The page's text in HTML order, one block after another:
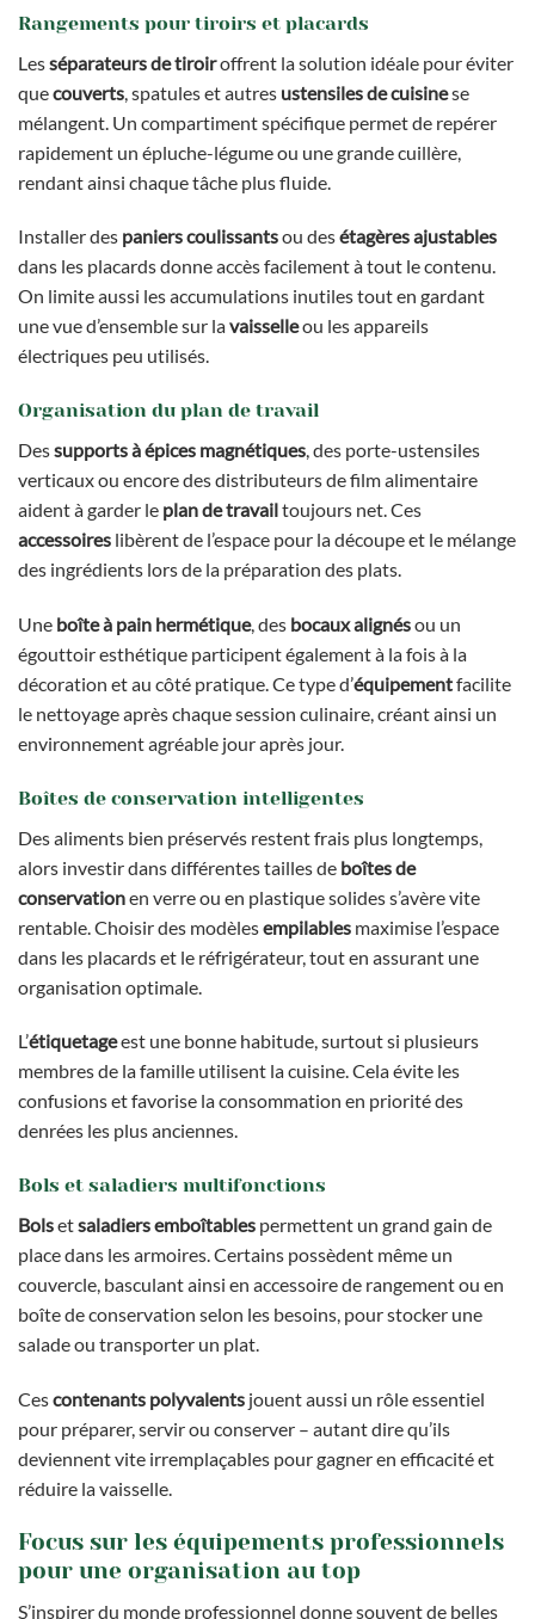
Rangements pour tiroirs et placards
Lesséparateurs de tiroiroffrent la solution idéale pour éviter
quecouverts , spatules et autres ustensiles de cuisinese
mélangent. Un compartiment spécifique permet de repérer
rapidement un épluche-légume ou une grande cuillère,
rendant ainsi chaque tâche plus fluide.
Installer des paniers coulissantsou desétagères ajustables
dans les placards donne accès facilement à tout le contenu.
On limite aussi les accumulations inutiles tout en gardant
une vue d’ensemble sur lavaisselleou les appareils
électriques peu utilisés.
Organisation du plan de travail
Dessupports à épices magnétiques, des porte-ustensiles
verticaux ou encore des distributeurs de film alimentaire
aident à garder le plan de travailtoujours net. Ces
accessoires libèrent de l’espace pour la découpe et le mélange
des ingrédients lors de la préparation des plats.
Une boîte à pain hermétique, des bocaux alignésou un
égouttoir esthétique participent également à la fois à la
décoration et au côté pratique. Ce type d’équipementfacilite
le nettoyage après chaque session culinaire, créant ainsi un
environnement agréable jour après jour.
Boîtes de conservation intelligentes
Des aliments bien préservés restent frais plus longtemps,
alors investir dans différentes tailles de boîtes de
conservationen verre ou en plastique solides s’avère vite
rentable. Choisir des modèlesempilables maximise l’espace
dans les placards et le réfrigérateur, tout en assurant une
organisation optimale.
L’étiquetageest une bonne habitude, surtout si plusieurs
membres de la famille utilisent la cuisine. Cela évite les
confusions et favorise la consommation en priorité des
denrées les plus anciennes.
Bols et saladiers multifonctions
Bolsetsaladiers emboîtables permettent un grand gain de
place dans les armoires. Certains possèdent même un
couvercle, basculant ainsi en accessoire de rangement ou en
boîte de conservation selon les besoins, pour stocker une
salade ou transporter un plat.
Cescontenants polyvalents jouent aussi un rôle essentiel
pour préparer, servir ou conserver – autant dire qu’ils
deviennent vite irremplaçables pour gagner en efficacité et
réduire la vaisselle.
Focus sur les équipements professionnels
pour une organisation au top
S’inspirer du monde professionnel donne souvent de belles